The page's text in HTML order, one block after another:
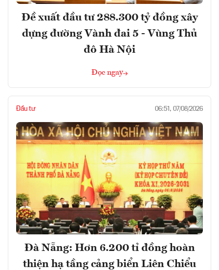
Đề xuất đầu tư 288.300 tỷ đồng xây
dựng đường Vành đai 5 - Vùng Thủ
đô Hà Nội
Đọc ngay
Đầu tư 06:51, 07/08/2026
Đà Nẵng: Hơn 6.200 tỉ đồng hoàn
thiện hạ tầng cảng biển Liên Chiểu